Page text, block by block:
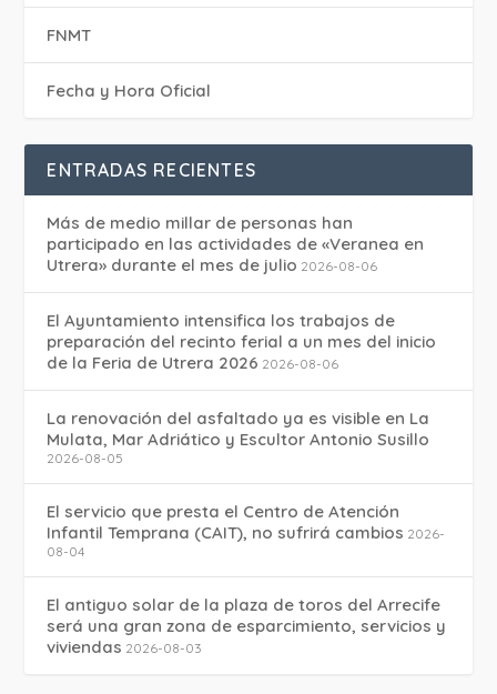
FNMT
Fecha y Hora Oficial
ENTRADAS RECIENTES
Más de medio millar de personas han
participado en las actividades de «Veranea en
Utrera» durante el mes de julio 2026-08-06
El Ayuntamiento intensifica los trabajos de
preparación del recinto ferial a un mes del inicio
de la Feria de Utrera 2026 2026-08-06
La renovación del asfaltado ya es visible en La
Mulata, Mar Adriático y Escultor Antonio Susillo
2026-08-05
El servicio que presta el Centro de Atención
Infantil Temprana (CAIT), no sufrirá cambios 2026-
08-04
El antiguo solar de la plaza de toros del Arrecife
será una gran zona de esparcimiento, servicios y
viviendas 2026-08-03